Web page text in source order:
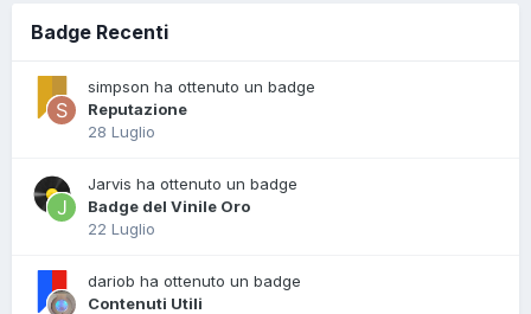
Badge Recenti
simpson ha ottenuto un badge
Reputazione
28 Luglio
Jarvis ha ottenuto un badge
Badge del Vinile Oro
22 Luglio
dariob ha ottenuto un badge
Contenuti Utili